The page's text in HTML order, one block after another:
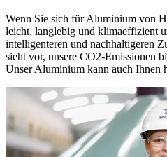
Wenn Sie sich für Aluminium von
leicht, langlebig und klimaeffizient
intelligenteren und nachhaltigeren
sieht vor, unsere CO2-Emissionen
Unser Aluminium kann auch Ihnen